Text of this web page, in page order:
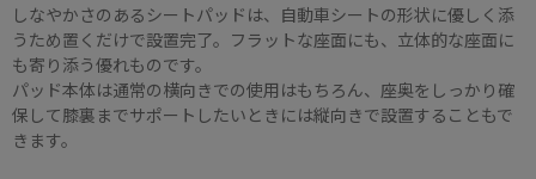
しなやかさのあるシートパッドは、自動車シートの形状に優しく添
うため置くだけで設置完了。フラットな座面にも、立体的な座面に
も寄り添う優れものです。
パッド本体は通常の横向きでの使用はもちろん、座奥をしっかり確
保して膝裏までサポートしたいときには縦向きで設置することもで
きます。